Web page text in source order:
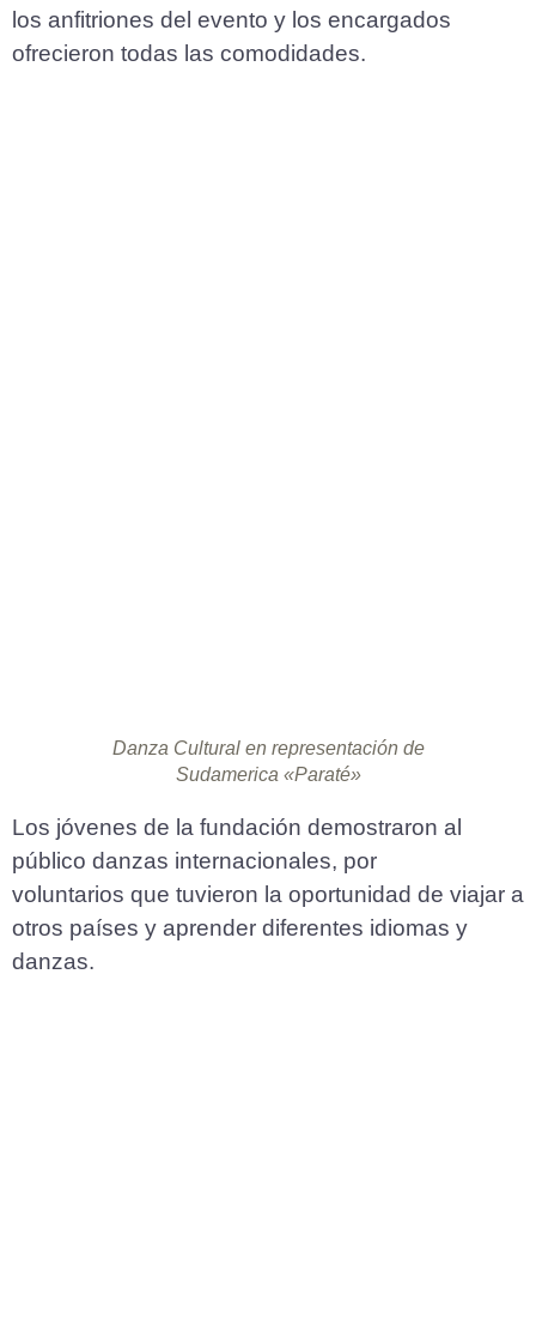
los anfitriones del evento y los encargados
ofrecieron todas las comodidades.
Danza Cultural en representación de
Sudamerica «Paraté»
Los jóvenes de la fundación demostraron al
público danzas internacionales, por
voluntarios que tuvieron la oportunidad de viajar a
otros países y aprender diferentes idiomas y
danzas.